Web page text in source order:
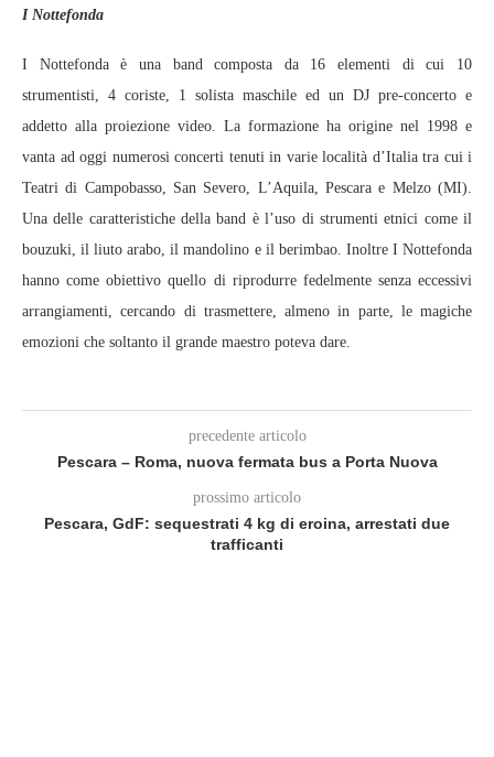
I Nottefonda
I Nottefonda è una band composta da 16 elementi di cui 10
strumentisti, 4 coriste, 1 solista maschile ed un DJ pre-concerto e
addetto alla proiezione video. La formazione ha origine nel 1998 e
vanta ad oggi numerosi concerti tenuti in varie località d’Italia tra cui i
Teatri di Campobasso, San Severo, L’Aquila, Pescara e Melzo (MI).
Una delle caratteristiche della band è l’uso di strumenti etnici come il
bouzuki, il liuto arabo, il mandolino e il berimbao. Inoltre I Nottefonda
hanno come obiettivo quello di riprodurre fedelmente senza eccessivi
arrangiamenti, cercando di trasmettere, almeno in parte, le magiche
emozioni che soltanto il grande maestro poteva dare.
precedente articolo
Pescara – Roma, nuova fermata bus a Porta Nuova
prossimo articolo
Pescara, GdF: sequestrati 4 kg di eroina, arrestati due
trafficanti